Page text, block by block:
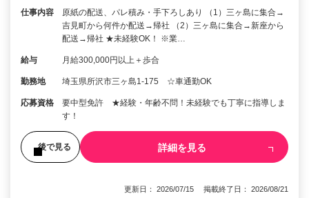
仕事内容
原紙の配送、パレ積み・手下ろしあり （1）三ヶ島に集合→
吉見町から何件か配送→帰社 （2）三ヶ島に集合→新座から
配送→帰社 ★未経験OK！ ※業…
給与 月給300,000円以上＋歩合
勤務地 埼玉県所沢市三ヶ島1-175 ☆車通勤OK
応募資格
要中型免許 ★経験・年齢不問！未経験でも丁寧に指導しま
す！
後で見る 詳細を見る
更新日： 2026/07/15 掲載終了日： 2026/08/21